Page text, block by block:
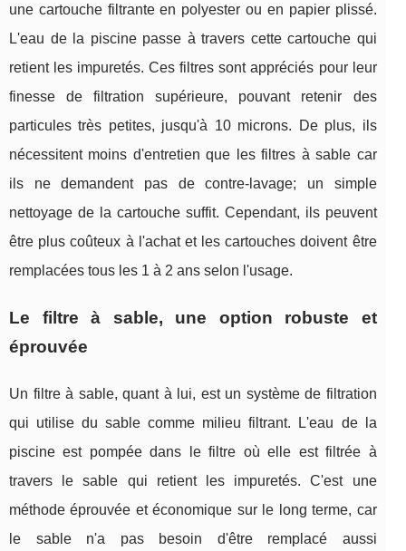
une cartouche filtrante en polyester ou en papier plissé.
L'eau de la piscine passe à travers cette cartouche qui
retient les impuretés. Ces filtres sont appréciés pour leur
finesse de filtration supérieure, pouvant retenir des
particules très petites, jusqu'à 10 microns. De plus, ils
nécessitent moins d'entretien que les filtres à sable car
ils ne demandent pas de contre-lavage; un simple
nettoyage de la cartouche suffit. Cependant, ils peuvent
être plus coûteux à l'achat et les cartouches doivent être
remplacées tous les 1 à 2 ans selon l'usage.
Le filtre à sable, une option robuste et
éprouvée
Un filtre à sable, quant à lui, est un système de filtration
qui utilise du sable comme milieu filtrant. L'eau de la
piscine est pompée dans le filtre où elle est filtrée à
travers le sable qui retient les impuretés. C'est une
méthode éprouvée et économique sur le long terme, car
le sable n'a pas besoin d'être remplacé aussi